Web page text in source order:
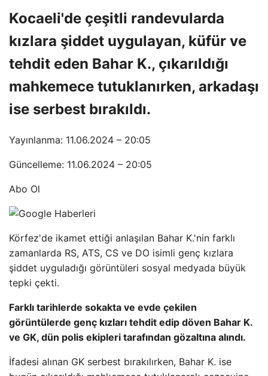
Kocaeli'de çeşitli randevularda
kızlara şiddet uygulayan, küfür ve
tehdit eden Bahar K., çıkarıldığı
mahkemece tutuklanırken, arkadaşı
ise serbest bırakıldı.
Yayınlanma: 11.06.2024 – 20:05
Güncelleme: 11.06.2024 – 20:05
Abo Ol
Körfez'de ikamet ettiği anlaşılan Bahar K.'nin farklı
zamanlarda RS, ATS, CS ve DO isimli genç kızlara
şiddet uyguladığı görüntüleri sosyal medyada büyük
tepki çekti.
Farklı tarihlerde sokakta ve evde çekilen
görüntülerde genç kızları tehdit edip döven Bahar K.
ve GK, dün polis ekipleri tarafından gözaltına alındı.
İfadesi alınan GK serbest bırakılırken, Bahar K. ise